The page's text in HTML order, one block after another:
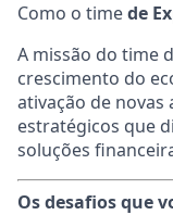
Como o timede
A missão do time
crescimento do
ativação de novas
estratégicos que
soluções
Os desafios que